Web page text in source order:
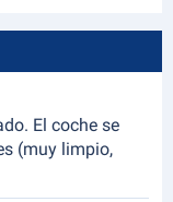
El coche se
(muy limpio,